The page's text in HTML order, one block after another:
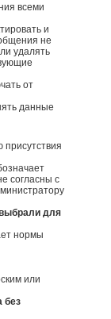
всеми
и
не
удалять
от
данные
присутствия
согласны с
для
нормы
или
без